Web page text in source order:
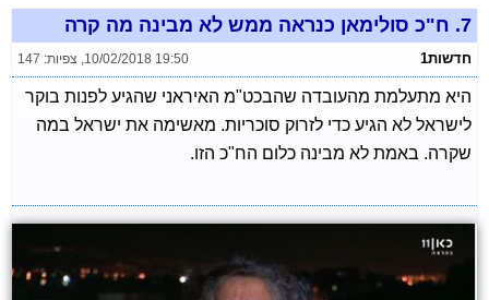
7. ח"כ סולימאן כנראה ממש לא מבינה מה קרה
חדשות1 10/02/2018 19:50
, צפיות: 147
היא מתעלמת מהעובדה שהבכט"מ האיראני שהגיע לפנות בוקר
לישראל לא הגיע כדי לזרוק סוכריות. מאשימה את ישראל במה
שקרה. באמת לא מבינה כלום הח"כ הזו.